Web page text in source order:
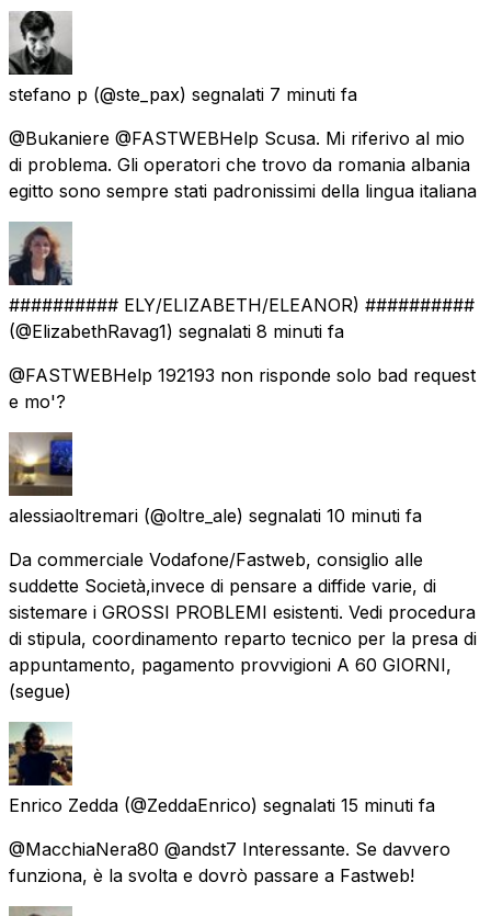
stefano p (@ste_pax) segnalati 7 minuti fa
@Bukaniere @FASTWEBHelp Scusa. Mi riferivo al mio
di problema. Gli operatori che trovo da romania albania
egitto sono sempre stati padronissimi della lingua italiana
########## ELY/ELIZABETH/ELEANOR) ##########
(@ElizabethRavag1) segnalati 8 minuti fa
@FASTWEBHelp 192193 non risponde solo bad request
e mo'?
alessiaoltremari (@oltre_ale) segnalati 10 minuti fa
Da commerciale Vodafone/Fastweb, consiglio alle
suddette Società,invece di pensare a diffide varie, di
sistemare i GROSSI PROBLEMI esistenti. Vedi procedura
di stipula, coordinamento reparto tecnico per la presa di
appuntamento, pagamento provvigioni A 60 GIORNI,
(segue)
Enrico Zedda (@ZeddaEnrico) segnalati 15 minuti fa
@MacchiaNera80 @andst7 Interessante. Se davvero
funziona, è la svolta e dovrò passare a Fastweb!